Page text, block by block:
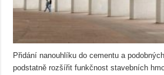
Přidání nanouhlíku do cementu a
podstatně rozšířit funkčnost stavebních